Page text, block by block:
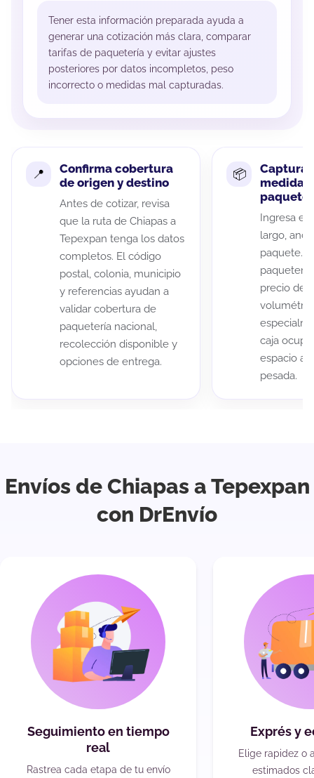
Tener esta información preparada ayuda a
generar una cotización más clara, comparar
tarifas de paquetería y evitar ajustes
posteriores por datos incompletos, peso
incorrecto o medidas mal capturadas.
Confirma cobertura
de origen y destino
Antes de cotizar, revisa
que la ruta de Chiapas a
Tepexpan tenga los datos
completos. El código
postal, colonia, municipio
y referencias ayudan a
validar cobertura de
paquetería nacional,
recolección disponible y
opciones de entrega.
Captura
medidas
paquete
Ingresa el
largo,
paquete.
precio de
caja
espacio
pesada.
Envíos de Chiapas a Tepexpan
con DrEnvío
Seguimiento en tiempo
real
Rastrea cada etapa de tu envío
Exprés y
Elige rapidez o
estimados